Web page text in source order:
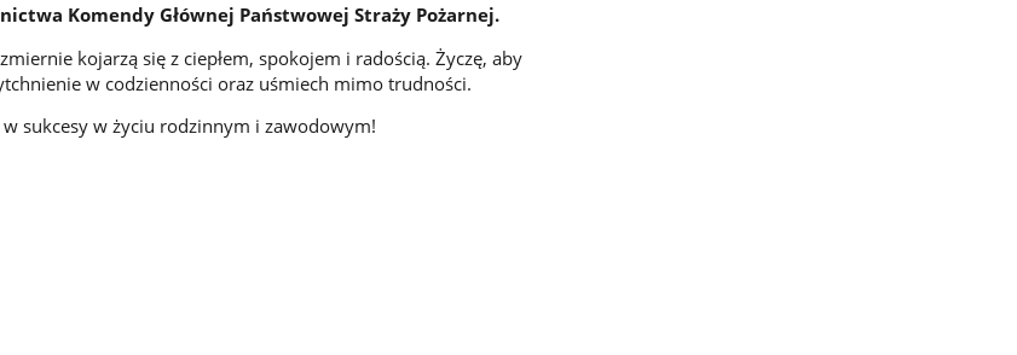
Komendy Głównej Państwowej Straży Pożarnej.
kojarzą się z ciepłem, spokojem i radością. Życzę, aby
w codzienności oraz uśmiech mimo trudności.
sukcesy w życiu rodzinnym i zawodowym!